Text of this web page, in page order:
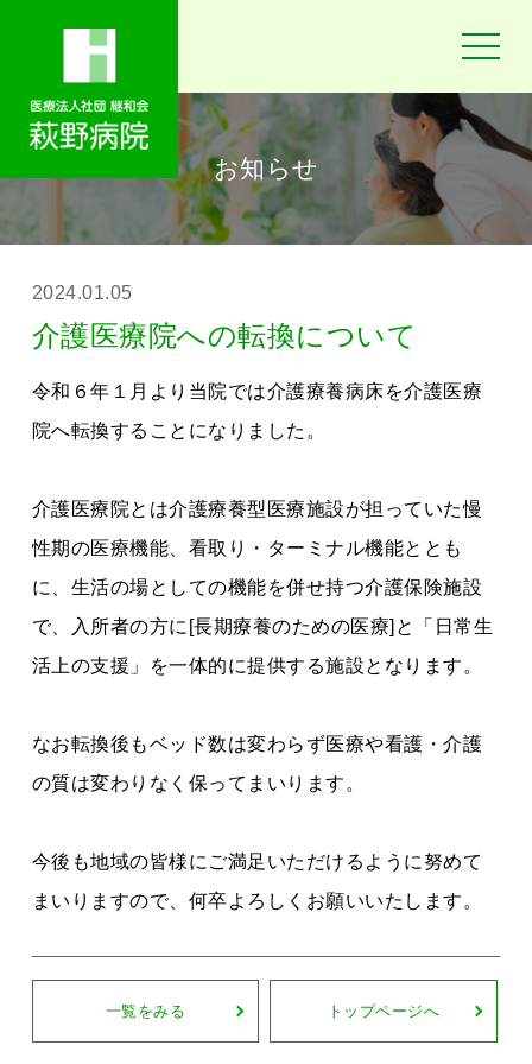
toggle
お知らせ
2024.01.05
介護医療院への転換について
令和６年１月より当院では介護療養病床を介護医療
院へ転換することになりました。
介護医療院とは介護療養型医療施設が担っていた慢
性期の医療機能、看取り・ターミナル機能ととも
に、生活の場としての機能を併せ持つ介護保険施設
で、入所者の方に[長期療養のための医療]と「日常生
活上の支援」を一体的に提供する施設となります。
なお転換後もベッド数は変わらず医療や看護・介護
の質は変わりなく保ってまいります。
今後も地域の皆様にご満足いただけるように努めて
まいりますので、何卒よろしくお願いいたします。
一覧をみる トップページへ